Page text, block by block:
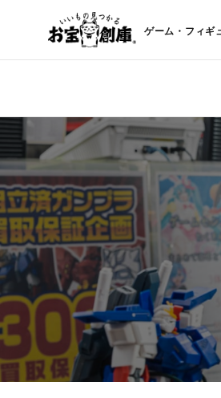
ゲーム・フィギ